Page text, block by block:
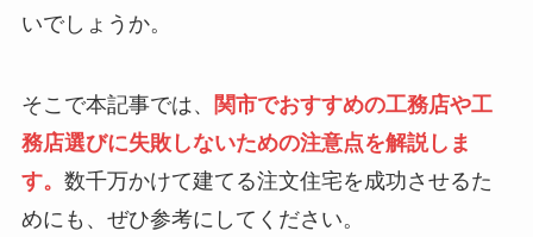
いでしょうか。
そこで本記事では、
関市でおすすめの工務店や工
務店選びに失敗しないための注意点を解説しま
す。 数千万かけて建てる注文住宅を成功させるた
めにも、ぜひ参考にしてください。